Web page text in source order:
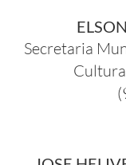
Secretaria